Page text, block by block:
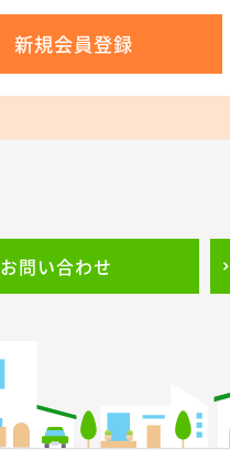
新規会員登録
お問い合わせ